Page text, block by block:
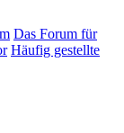
Das Forum für
Häufig gestellte